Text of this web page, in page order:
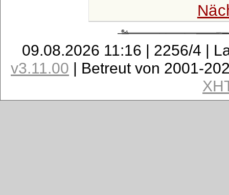
09.08.2026 11:16 | 2256/4 |
v3.11.00 | Betreut von 2001-